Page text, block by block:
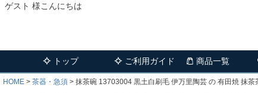
ゲスト 様こんにちは
トップ ご利用ガイド 商品一覧
HOME 茶器・急須
抹茶碗 13703004 黒土白刷毛 伊万里陶芸 の 有田焼 抹